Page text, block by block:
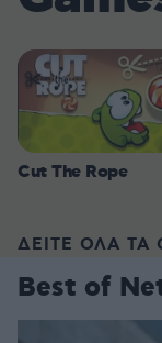
Cut The Rope
ΔΕΙΤΕ ΟΛΑ ΤΑ
Best of